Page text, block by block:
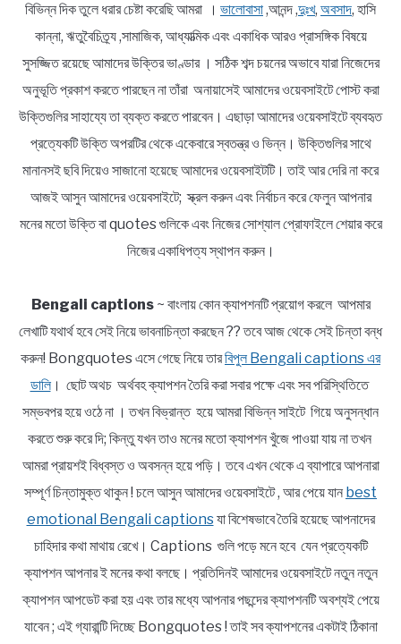
বিভিন্ন দিক তুলে ধরার চেষ্টা করেছি আমরা । ভালোবাসা,আনন্দ ,দুঃখ, অবসাদ, হাসি
কান্না, ঋতুবৈচিত্র্য ,সামাজিক, আধ্যাত্মিক এবং একাধিক আরও প্রাসঙ্গিক বিষয়ে
সুসজ্জিত রয়েছে আমাদের উক্তির ভাণ্ডার । সঠিক শব্দ চয়নের অভাবে যারা নিজেদের
অনুভূতি প্রকাশ করতে পারছেন না তাঁরা অনায়াসেই আমাদের ওয়েবসাইটে পোস্ট করা
উক্তিগুলির সাহায্যে তা ব্যক্ত করতে পারবেন। এছাড়া আমাদের ওয়েবসাইটে ব্যবহৃত
প্রত্যেকটি উক্তি অপরটির থেকে একেবারে স্বতন্ত্র ও ভিন্ন। উক্তিগুলির সাথে
মানানসই ছবি দিয়েও সাজানো হয়েছে আমাদের ওয়েবসাইটটি। তাই আর দেরি না করে
আজই আসুন আমাদের ওয়েবসাইটে; স্ক্রল করুন এবং নির্বাচন করে ফেলুন আপনার
মনের মতো উক্তি বা quotes গুলিকে এবং নিজের সোশ্যাল প্রোফাইলে শেয়ার করে
নিজের একাধিপত্য স্থাপন করুন।
Bengali captions~ বাংলায় কোন ক্যাপশনটি প্রয়োগ করলে আপমার
লেখাটি যথার্থ হবে সেই নিয়ে ভাবনাচিন্তা করছেন ?? তবে আজ থেকে সেই চিন্তা বন্ধ
করুন! Bongquotes এসে গেছে নিয়ে তারবিপুল Bengali captions এর
ডালি। ছোট অথচ অর্থবহ ক্যাপশন তৈরি করা সবার পক্ষে এবং সব পরিস্থিতিতে
সম্ভবপর হয়ে ওঠে না । তখন বিভ্রান্ত হয়ে আমরা বিভিন্ন সাইটে গিয়ে অনুসন্ধান
করতে শুরু করে দি; কিন্তু যখন তাও মনের মতো ক্যাপশন খুঁজে পাওয়া যায় না তখন
আমরা প্রায়শই বিধ্বস্ত ও অবসন্ন হয়ে পড়ি। তবে এখন থেকে এ ব্যাপারে আপনারা
সম্পূর্ণ চিন্তামুক্ত থাকুন ! চলে আসুন আমাদের ওয়েবসাইটে , আর পেয়ে যান best
emotional Bengali captionsযা বিশেষভাবে তৈরি হয়েছে আপনাদের
চাহিদার কথা মাথায় রেখে। Captions গুলি পড়ে মনে হবে যেন প্রত্যেকটি
ক্যাপশন আপনার ই মনের কথা বলছে। প্রতিদিনই আমাদের ওয়েবসাইটে নতুন নতুন
ক্যাপশন আপডেট করা হয় এবং তার মধ্যে আপনার পছন্দের ক্যাপশনটি অবশ্যই পেয়ে
যাবেন ; এই গ্যারান্টি দিচ্ছে Bongquotes ! তাই সব ক্যাপশনের একটাই ঠিকানা